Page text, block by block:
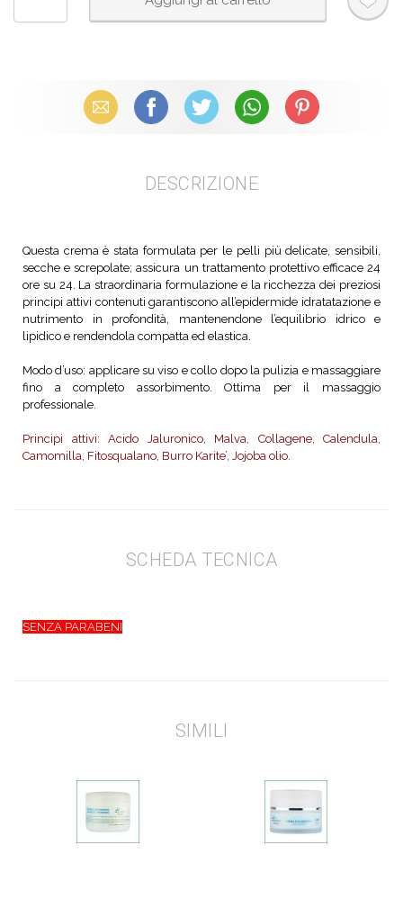
Email Facebook X (Twitter) WhatsAppPinterest
DESCRIZIONE
Questa crema è stata formulata per le pelli più delicate, sensibili,
secche e screpolate; assicura un trattamento protettivo efficace 24
ore su 24. La straordinaria formulazione e la ricchezza dei preziosi
principi attivi contenuti garantiscono all’epidermide idratatazione e
nutrimento in profondità, mantenendone l’equilibrio idrico e
lipidico e rendendola compatta ed elastica.
Modo d’uso: applicare su viso e collo dopo la pulizia e massaggiare
fino a completo assorbimento. Ottima per il massaggio
professionale.
Principi attivi: Acido Jaluronico, Malva, Collagene, Calendula,
Camomilla, Fitosqualano, Burro Karite’, Jojoba olio.
SCHEDA TECNICA
SENZA PARABENI
SIMILI